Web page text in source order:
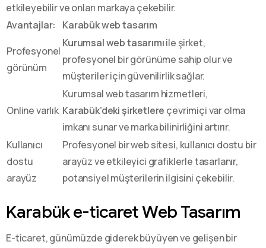
etkileyebilir ve onları markaya çekebilir.
Avantajlar:
Karabük web tasarım
Profesyonel
görünüm
Kurumsal web tasarımıile şirket,
profesyonel bir görünüme sahip olur ve
müşteriler için güvenilirlik sağlar.
Online varlık
Kurumsal web tasarım hizmetleri,
Karabük’deki şirketlere çevrimiçi var olma
imkanı sunar ve marka bilinirliğini artırır.
Kullanıcı
dostu
arayüz
Profesyonel bir web sitesi, kullanıcı dostu bir
arayüz ve etkileyici grafiklerle tasarlanır,
potansiyel müşterilerin ilgisini çekebilir.
Karabük e-ticaret Web Tasarım
E-ticaret, günümüzde giderek büyüyen ve gelişen bir